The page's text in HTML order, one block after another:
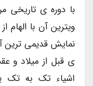
با دوره ی تاریخی
ویترین آن با الهام
نمایش قدیمی ترین
ی قبل از میلاد و
اشیاء تک به تک